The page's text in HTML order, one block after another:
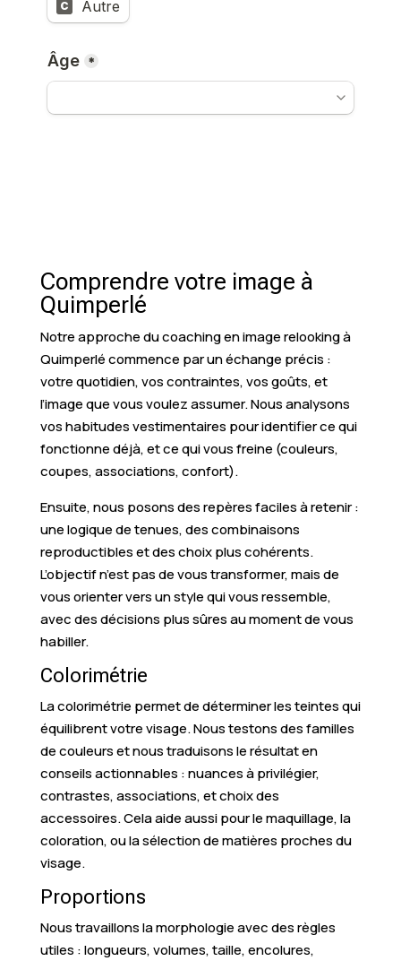
Comprendre votre image à
Quimperlé
Notre approche du coaching en image relooking à
Quimperlé commence par un échange précis :
votre quotidien, vos contraintes, vos goûts, et
l’image que vous voulez assumer. Nous analysons
vos habitudes vestimentaires pour identifier ce qui
fonctionne déjà, et ce qui vous freine (couleurs,
coupes, associations, confort).
Ensuite, nous posons des repères faciles à retenir :
une logique de tenues, des combinaisons
reproductibles et des choix plus cohérents.
L’objectif n’est pas de vous transformer, mais de
vous orienter vers un style qui vous ressemble,
avec des décisions plus sûres au moment de vous
habiller.
Colorimétrie
La colorimétrie permet de déterminer les teintes qui
équilibrent votre visage. Nous testons des familles
de couleurs et nous traduisons le résultat en
conseils actionnables : nuances à privilégier,
contrastes, associations, et choix des
accessoires. Cela aide aussi pour le maquillage, la
coloration, ou la sélection de matières proches du
visage.
Proportions
Nous travaillons la morphologie avec des règles
utiles : longueurs, volumes, taille, encolures,